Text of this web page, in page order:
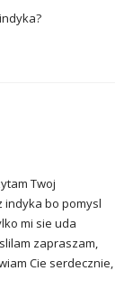
Twoj
indyka bo pomysl
mi sie uda
zapraszam,
Cie serdecznie,